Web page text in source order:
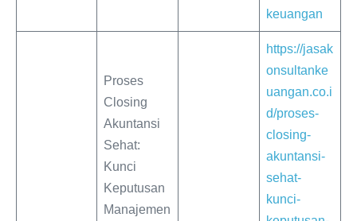
keuangan
Proses
Closing
Akuntansi
Sehat:
Kunci
Keputusan
Manajemen
https://jasak
onsultanke
uangan.co.i
d/proses-
closing-
akuntansi-
sehat-
kunci-